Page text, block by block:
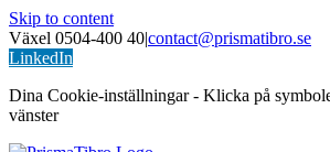
Skip to content
Växel 0504-400 40|contact@prismatibro.se
LinkedIn
Dina Cookie-inställningar - Klicka på
vänster